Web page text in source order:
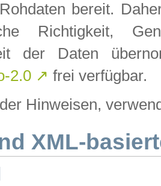
bereit.
Richtigkeit,
der Daten
2.0 ↗ frei verfügbar.
Hinweisen,
XML-